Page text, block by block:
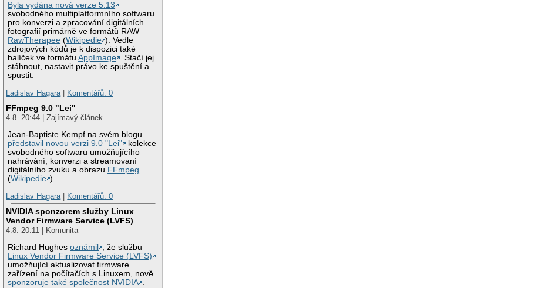
Byla vydána nová verze 5.13
svobodného multiplatformního softwaru
pro konverzi a zpracování digitálních
fotografií primárně ve formátů RAW
RawTherapee (Wikipedie ). Vedle
zdrojových kódů je k dispozici také
balíček ve formátuAppImage . Stačí jej
stáhnout, nastavit právo ke spuštění a
spustit.
Ladislav Hagara
Komentářů: 0
FFmpeg 9.0 "Lei"
4.8. 20:44 | Zajímavý článek
Jean-Baptiste Kempf na svém blogu
představil novou verzi 9.0 "Lei"
kolekce
svobodného softwaru umožňujícího
nahrávání, konverzi a streamovaní
digitálního zvuku a obrazu FFmpeg
(Wikipedie ).
Ladislav Hagara | Komentářů: 0
NVIDIA sponzorem služby Linux
Vendor Firmware Service (LVFS)
4.8. 20:11 | Komunita
Richard Hughesoznámil
, že službu
Linux Vendor Firmware Service (LVFS)
umožňující aktualizovat firmware
zařízení na počítačích s Linuxem, nově
sponzoruje také společnost NVIDIA .